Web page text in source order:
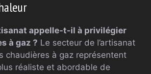
appelle-t-il à privilégier
à gaz ? Le secteur de l’artisanat
chaudières à gaz représentent
réaliste et abordable de